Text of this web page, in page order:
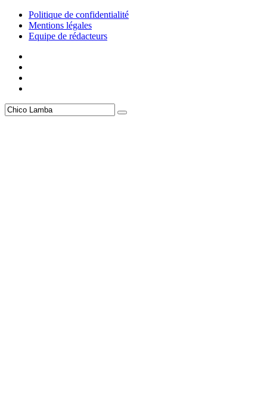
Politique de confidentialité
Mentions légales
Equipe de rédacteurs